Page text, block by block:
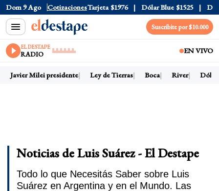
Dom 9 Ago Cotizaciones
$1520 Dólar Tarjeta $1976 Dólar Blue $1525 Dólar
Suscribite por $10.000
EL DESTAPE
RADIO EN VIVO
Javier Milei presidente Ley de Tierras Boca River Dólar
Noticias de Luis Suárez - El Destape
Todo lo que Necesitás Saber sobre Luis
Suárez en Argentina y en el Mundo. Las